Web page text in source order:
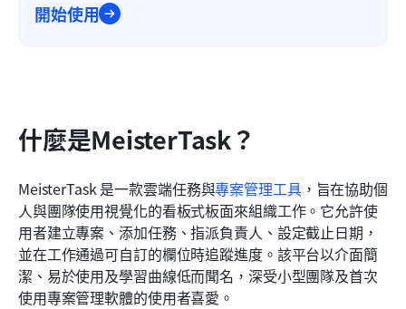
開始使用
什麼是MeisterTask？
MeisterTask 是一款雲端任務與專案管理工具，旨在協助個
人與團隊使用視覺化的看板式板面來組織工作。它允許使
用者建立專案、添加任務、指派負責人、設定截止日期，
並在工作通過可自訂的欄位時追蹤進度。該平台以介面簡
潔、易於使用及學習曲線低而聞名，深受小型團隊及首次
使用專案管理軟體的使用者喜愛。